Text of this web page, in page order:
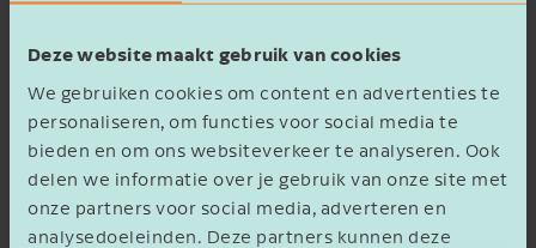
Deze website maakt gebruik van cookies
We gebruiken cookies om content en advertenties te
personaliseren, om functies voor social media te
bieden en om ons websiteverkeer te analyseren. Ook
delen we informatie over je gebruik van onze site met
onze partners voor social media, adverteren en
analysedoeleinden. Deze partners kunnen deze
We maken een verwerkersovereenkomst
die we vanuit de Jong & Laan uniform
hanteren voor onze klanten.
We brengen de verschillende
‘verwerkingsactiviteiten’ in kaart, zowel voor
de interne organisatie als de externe